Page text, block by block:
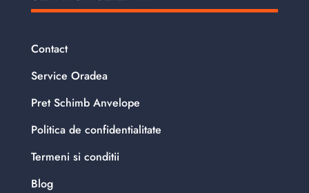
Contact
Service Oradea
Pret Schimb Anvelope
Politica de confidentialitate
Termeni si conditii
Blog